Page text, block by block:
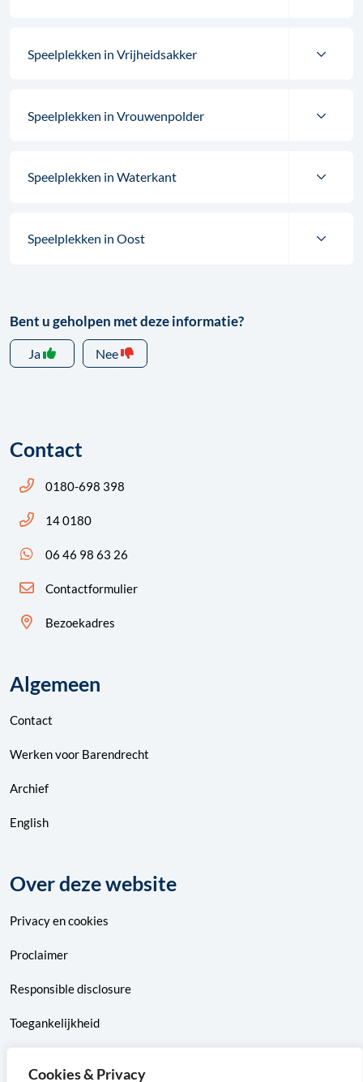
Cookies & Privacy
Speelplekken in Vrijheidsakker
Speelplekken in Vrouwenpolder
Speelplekken in Waterkant
Speelplekken in Oost
Bent u geholpen met deze informatie?
Ja Nee
Contact
Bel ons: 14 0180
0180-698 398
Bel ons: 14 0180
14 0180
App ons: 06 46 98 63 26 (WhatsApp)
06 46 98 63 26
Contactformulier
Bezoekadres
Algemeen
Contact
Werken voor Barendrecht
Archief
English
Over deze website
Privacyencookies
Proclaimer
Responsible disclosure
Toegankelijkheid